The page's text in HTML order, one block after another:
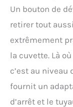
Un bouton de
retirer tout
extrêmement
la cuvette. Là
c’est au niveau
fournit un
d’arrêt et le